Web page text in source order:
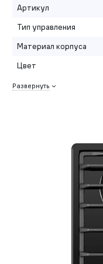
Артикул
Тип управления
Материал корпуса
Цвет
Развернуть